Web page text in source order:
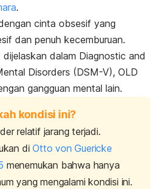
.
cinta obsesif yang
dan penuh kecemburuan.
dalam Diagnostic and
Disorders (DSM-V), OLD
gangguan mental lain.
kondisi ini?
relatif jarang terjadi.
diOtto von Guericke
menemukan bahwa hanya
yang mengalami kondisi ini.